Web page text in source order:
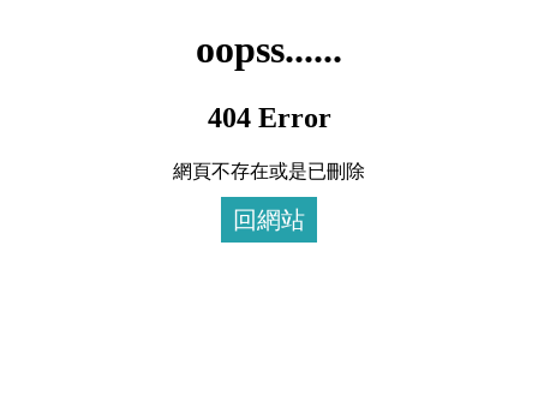
oopss......
404 Error
網頁不存在或是已刪除
回網站